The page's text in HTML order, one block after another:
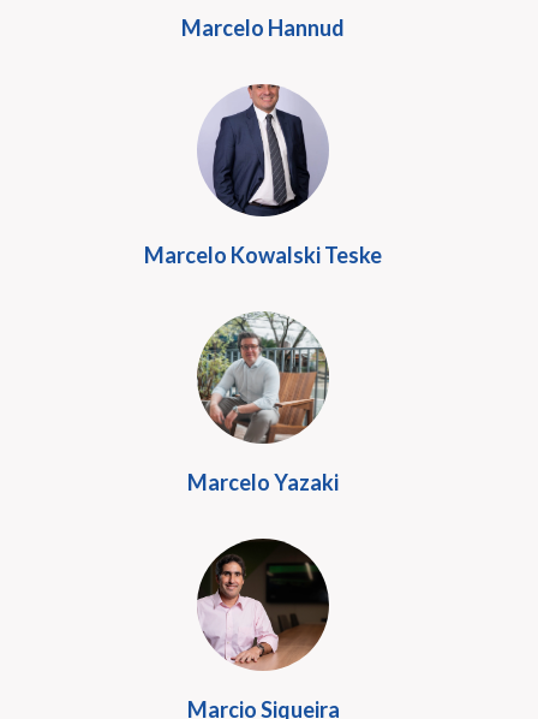
Marcelo Hannud
Marcelo Kowalski Teske
Marcelo Yazaki
Marcio Siqueira